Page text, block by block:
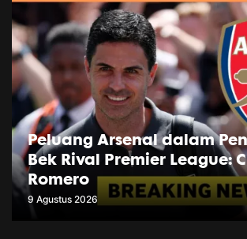
Peluang Arsenal dalam
Bek Rival Premier League:
Romero
9 Agustus 2026